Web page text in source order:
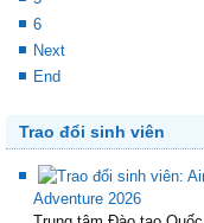
6
Next
End
Trao đổi sinh viên
Adventure 2026